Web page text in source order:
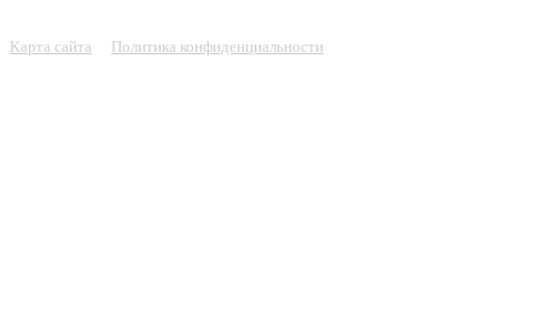
Карта сайта Политика конфиденциальности